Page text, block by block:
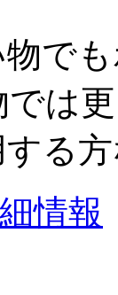
で
は
る
情報